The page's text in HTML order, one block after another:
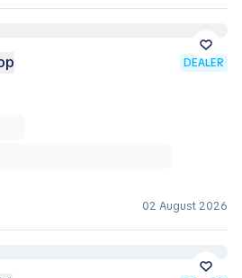
DEALER
02 August 2026